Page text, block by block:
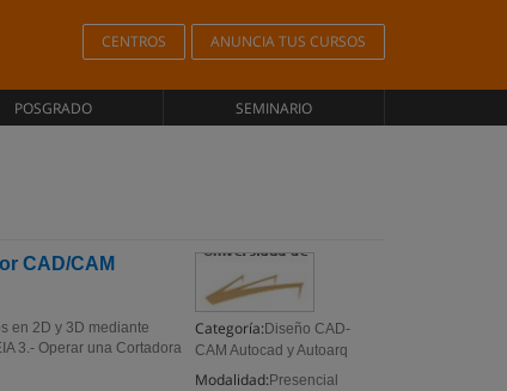
CENTROS ANUNCIA TUS CURSOS
POSGRADO SEMINARIO
CAD/CAM
Categoría: Diseño CAD-
CAM Autocad y Autoarq
Modalidad: Presencial
en 2D y 3D mediante
3.- Operar una Cortadora